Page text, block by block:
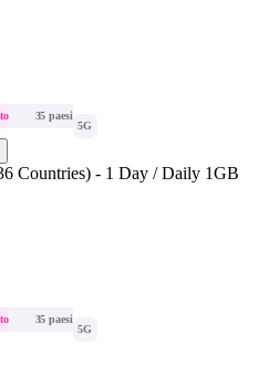
35 paesi
5G
Countries) - 1 Day / Daily 1GB
35 paesi
5G